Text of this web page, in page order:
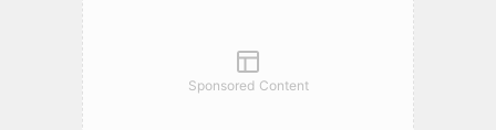
Sponsored Content